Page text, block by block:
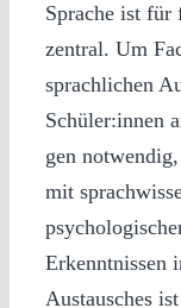
Sprache ist für
zentral. Um
sprachlichen
Schüler:innen
gen
mit
Erkenntnissen
Austausches